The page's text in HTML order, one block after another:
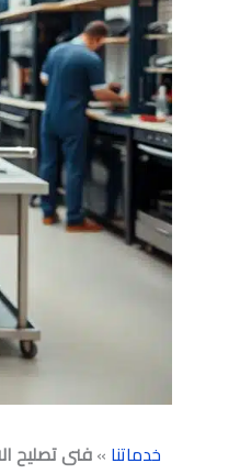
خدماتنا »فنى تصليح